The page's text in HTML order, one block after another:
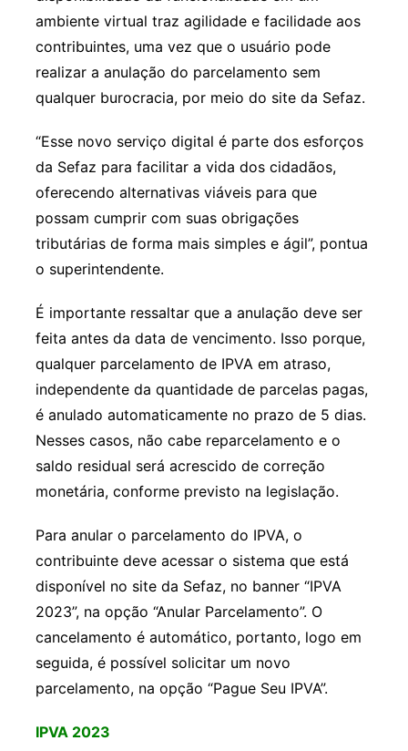
ambiente virtual traz agilidade e facilidade aos
contribuintes, uma vez que o usuário pode
realizar a anulação do parcelamento sem
qualquer burocracia, por meio do site da Sefaz.
“Esse novo serviço digital é parte dos esforços
da Sefaz para facilitar a vida dos cidadãos,
oferecendo alternativas viáveis para que
possam cumprir com suas obrigações
tributárias de forma mais simples e ágil”, pontua
o superintendente.
É importante ressaltar que a anulação deve ser
feita antes da data de vencimento. Isso porque,
qualquer parcelamento de IPVA em atraso,
independente da quantidade de parcelas pagas,
é anulado automaticamente no prazo de 5 dias.
Nesses casos, não cabe reparcelamento e o
saldo residual será acrescido de correção
monetária, conforme previsto na legislação.
Para anular o parcelamento do IPVA, o
contribuinte deve acessar o sistema que está
disponível no site da Sefaz, no banner “IPVA
2023”, na opção “Anular Parcelamento”. O
cancelamento é automático, portanto, logo em
seguida, é possível solicitar um novo
parcelamento, na opção “Pague Seu IPVA”.
IPVA 2023